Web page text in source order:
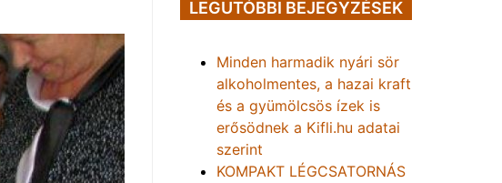
LEGUTÓBBI BEJEGYZÉSEK
Minden harmadik nyári sör
alkoholmentes, a hazai kraft
és a gyümölcsös ízek is
erősödnek a Kifli.hu adatai
szerint
KOMPAKT LÉGCSATORNÁS